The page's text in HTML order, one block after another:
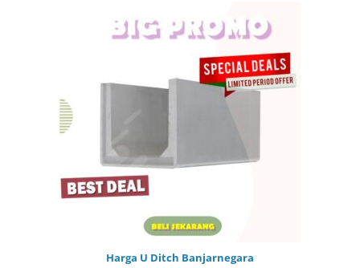
Harga U Ditch Banjarnegara